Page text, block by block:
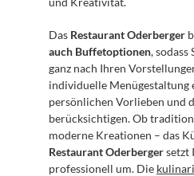
Das Restaurant Oderberger
auch Buffetoptionen, sodass
ganz nach Ihren
individuelle Menügestaltung
persönlichen Vorlieben und
berücksichtigen. Ob
Restaurant Oderberger setzt
professionell um. Die